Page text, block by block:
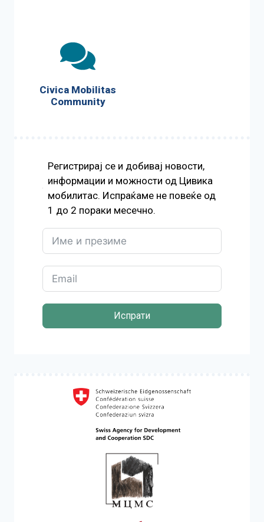
Civica Mobilitas
Community
Регистрирај се и добивај новости,
информации и можности од Цивика
мобилитас. Испраќаме не повеќе од
1 до 2 пораки месечно.
Испрати